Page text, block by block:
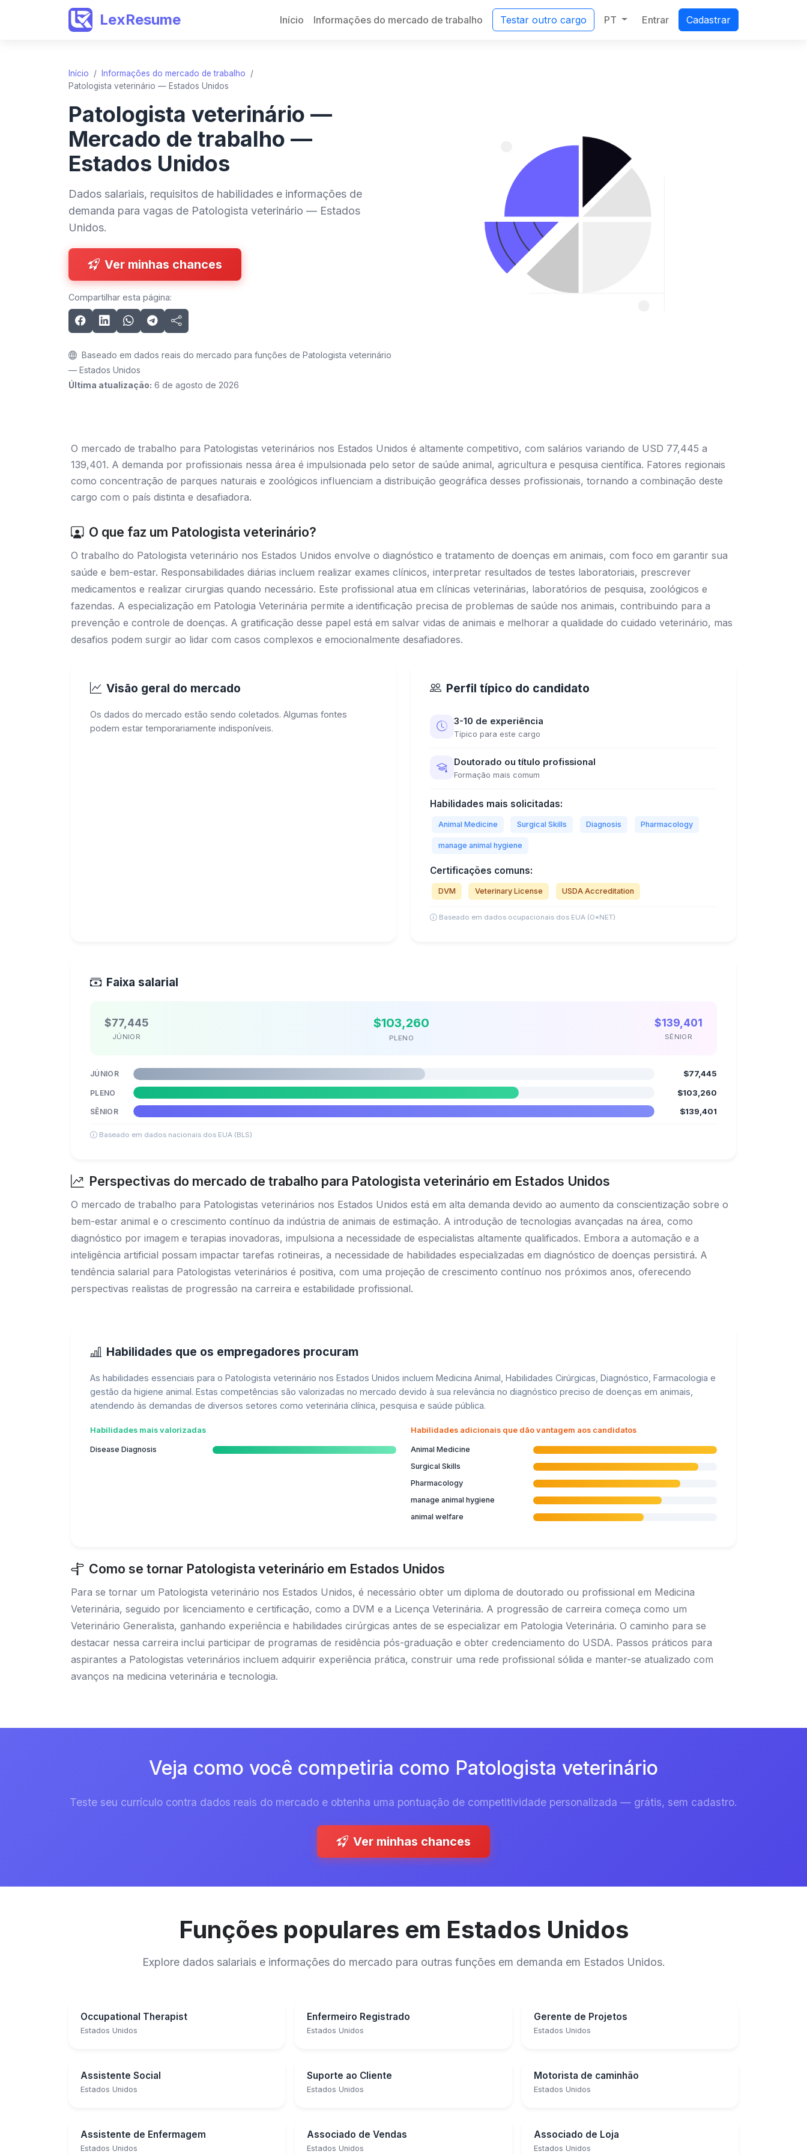
LexResume Início Informações do mercado de trabalho Testar outro cargo PT Entrar Cadastrar
Início / Informações do mercado de trabalho
/
Patologista veterinário — Estados Unidos
Patologista veterinário —
Mercado de trabalho —
Estados Unidos
Dados salariais, requisitos de habilidades e informações de
demanda para vagas de Patologista veterinário — Estados
Unidos.
Ver minhas chances
Compartilhar esta página:
Baseado em dados reais do mercado para funções de Patologista veterinário
— Estados Unidos
Última atualização: 6 de agosto de 2026
O mercado de trabalho para Patologistas veterinários nos Estados Unidos é altamente competitivo, com salários variando de USD 77,445 a
139,401. A demanda por profissionais nessa área é impulsionada pelo setor de saúde animal, agricultura e pesquisa científica. Fatores regionais
como concentração de parques naturais e zoológicos influenciam a distribuição geográfica desses profissionais, tornando a combinação deste
cargo com o país distinta e desafiadora.
O que faz um Patologista veterinário?
O trabalho do Patologista veterinário nos Estados Unidos envolve o diagnóstico e tratamento de doenças em animais, com foco em garantir sua
saúde e bem-estar. Responsabilidades diárias incluem realizar exames clínicos, interpretar resultados de testes laboratoriais, prescrever
medicamentos e realizar cirurgias quando necessário. Este profissional atua em clínicas veterinárias, laboratórios de pesquisa, zoológicos e
fazendas. A especialização em Patologia Veterinária permite a identificação precisa de problemas de saúde nos animais, contribuindo para a
prevenção e controle de doenças. A gratificação desse papel está em salvar vidas de animais e melhorar a qualidade do cuidado veterinário, mas
desafios podem surgir ao lidar com casos complexos e emocionalmente desafiadores.
Visão geral do mercado
Os dados do mercado estão sendo coletados. Algumas fontes
podem estar temporariamente indisponíveis.
Perfil típico do candidato
3-10 de experiência
Típico para este cargo
Doutorado ou título profissional
Formação mais comum
Habilidades mais solicitadas:
Animal Medicine Surgical Skills Diagnosis Pharmacology
manage animal hygiene
Certificações comuns:
DVM Veterinary License USDA Accreditation
Baseado em dados ocupacionais dos EUA (O*NET)
Faixa salarial
$77,445
JÚNIOR
$103,260
PLENO
$139,401
SÊNIOR
JÚNIOR $77,445
PLENO $103,260
SÊNIOR $139,401
Baseado em dados nacionais dos EUA (BLS)
Perspectivas do mercado de trabalho para Patologista veterinário em Estados Unidos
O mercado de trabalho para Patologistas veterinários nos Estados Unidos está em alta demanda devido ao aumento da conscientização sobre o
bem-estar animal e o crescimento contínuo da indústria de animais de estimação. A introdução de tecnologias avançadas na área, como
diagnóstico por imagem e terapias inovadoras, impulsiona a necessidade de especialistas altamente qualificados. Embora a automação e a
inteligência artificial possam impactar tarefas rotineiras, a necessidade de habilidades especializadas em diagnóstico de doenças persistirá. A
tendência salarial para Patologistas veterinários é positiva, com uma projeção de crescimento contínuo nos próximos anos, oferecendo
perspectivas realistas de progressão na carreira e estabilidade profissional.
Habilidades que os empregadores procuram
As habilidades essenciais para o Patologista veterinário nos Estados Unidos incluem Medicina Animal, Habilidades Cirúrgicas, Diagnóstico, Farmacologia e
gestão da higiene animal. Estas competências são valorizadas no mercado devido à sua relevância no diagnóstico preciso de doenças em animais,
atendendo às demandas de diversos setores como veterinária clínica, pesquisa e saúde pública.
Habilidades mais valorizadas
Disease Diagnosis
Habilidades adicionais que dão vantagem aos candidatos
Animal Medicine
Surgical Skills
Pharmacology
manage animal hygiene
animal welfare
Como se tornar Patologista veterinário em Estados Unidos
Para se tornar um Patologista veterinário nos Estados Unidos, é necessário obter um diploma de doutorado ou profissional em Medicina
Veterinária, seguido por licenciamento e certificação, como a DVM e a Licença Veterinária. A progressão de carreira começa como um
Veterinário Generalista, ganhando experiência e habilidades cirúrgicas antes de se especializar em Patologia Veterinária. O caminho para se
destacar nessa carreira inclui participar de programas de residência pós-graduação e obter credenciamento do USDA. Passos práticos para
aspirantes a Patologistas veterinários incluem adquirir experiência prática, construir uma rede profissional sólida e manter-se atualizado com
avanços na medicina veterinária e tecnologia.
Veja como você competiria como Patologista veterinário
Teste seu currículo contra dados reais do mercado e obtenha uma pontuação de competitividade personalizada — grátis, sem cadastro.
Ver minhas chances
Funções populares em Estados Unidos
Explore dados salariais e informações do mercado para outras funções em demanda em Estados Unidos.
Occupational Therapist
Estados Unidos
Enfermeiro Registrado
Estados Unidos
Gerente de Projetos
Estados Unidos
Assistente Social
Estados Unidos
Suporte ao Cliente
Estados Unidos
Motorista de caminhão
Estados Unidos
Assistente de Enfermagem
Estados Unidos
Associado de Vendas
Estados Unidos
Associado de Loja
Estados Unidos